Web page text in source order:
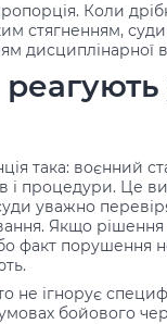
Коли
стягненням,
дисциплінарної
така: воєнний
і процедури. Це
уважно
Якщо
факт порушення
не ігнорує
бойового